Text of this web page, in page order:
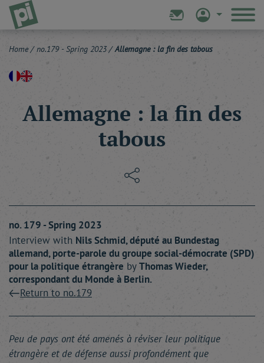
Home / no.179 - Spring 2023 / Allemagne : la fin des tabous
Allemagne : la fin des
tabous
no. 179 - Spring 2023
Interview with NilsSchmid, député au Bundestag
allemand, porte-parole du groupe social-démocrate (SPD)
pour la politique étrangère byThomasWieder,
correspondant du Monde à Berlin.
Return to no.179
Peu de pays ont été amenés à réviser leur politique
étrangère et de défense aussi profondément que